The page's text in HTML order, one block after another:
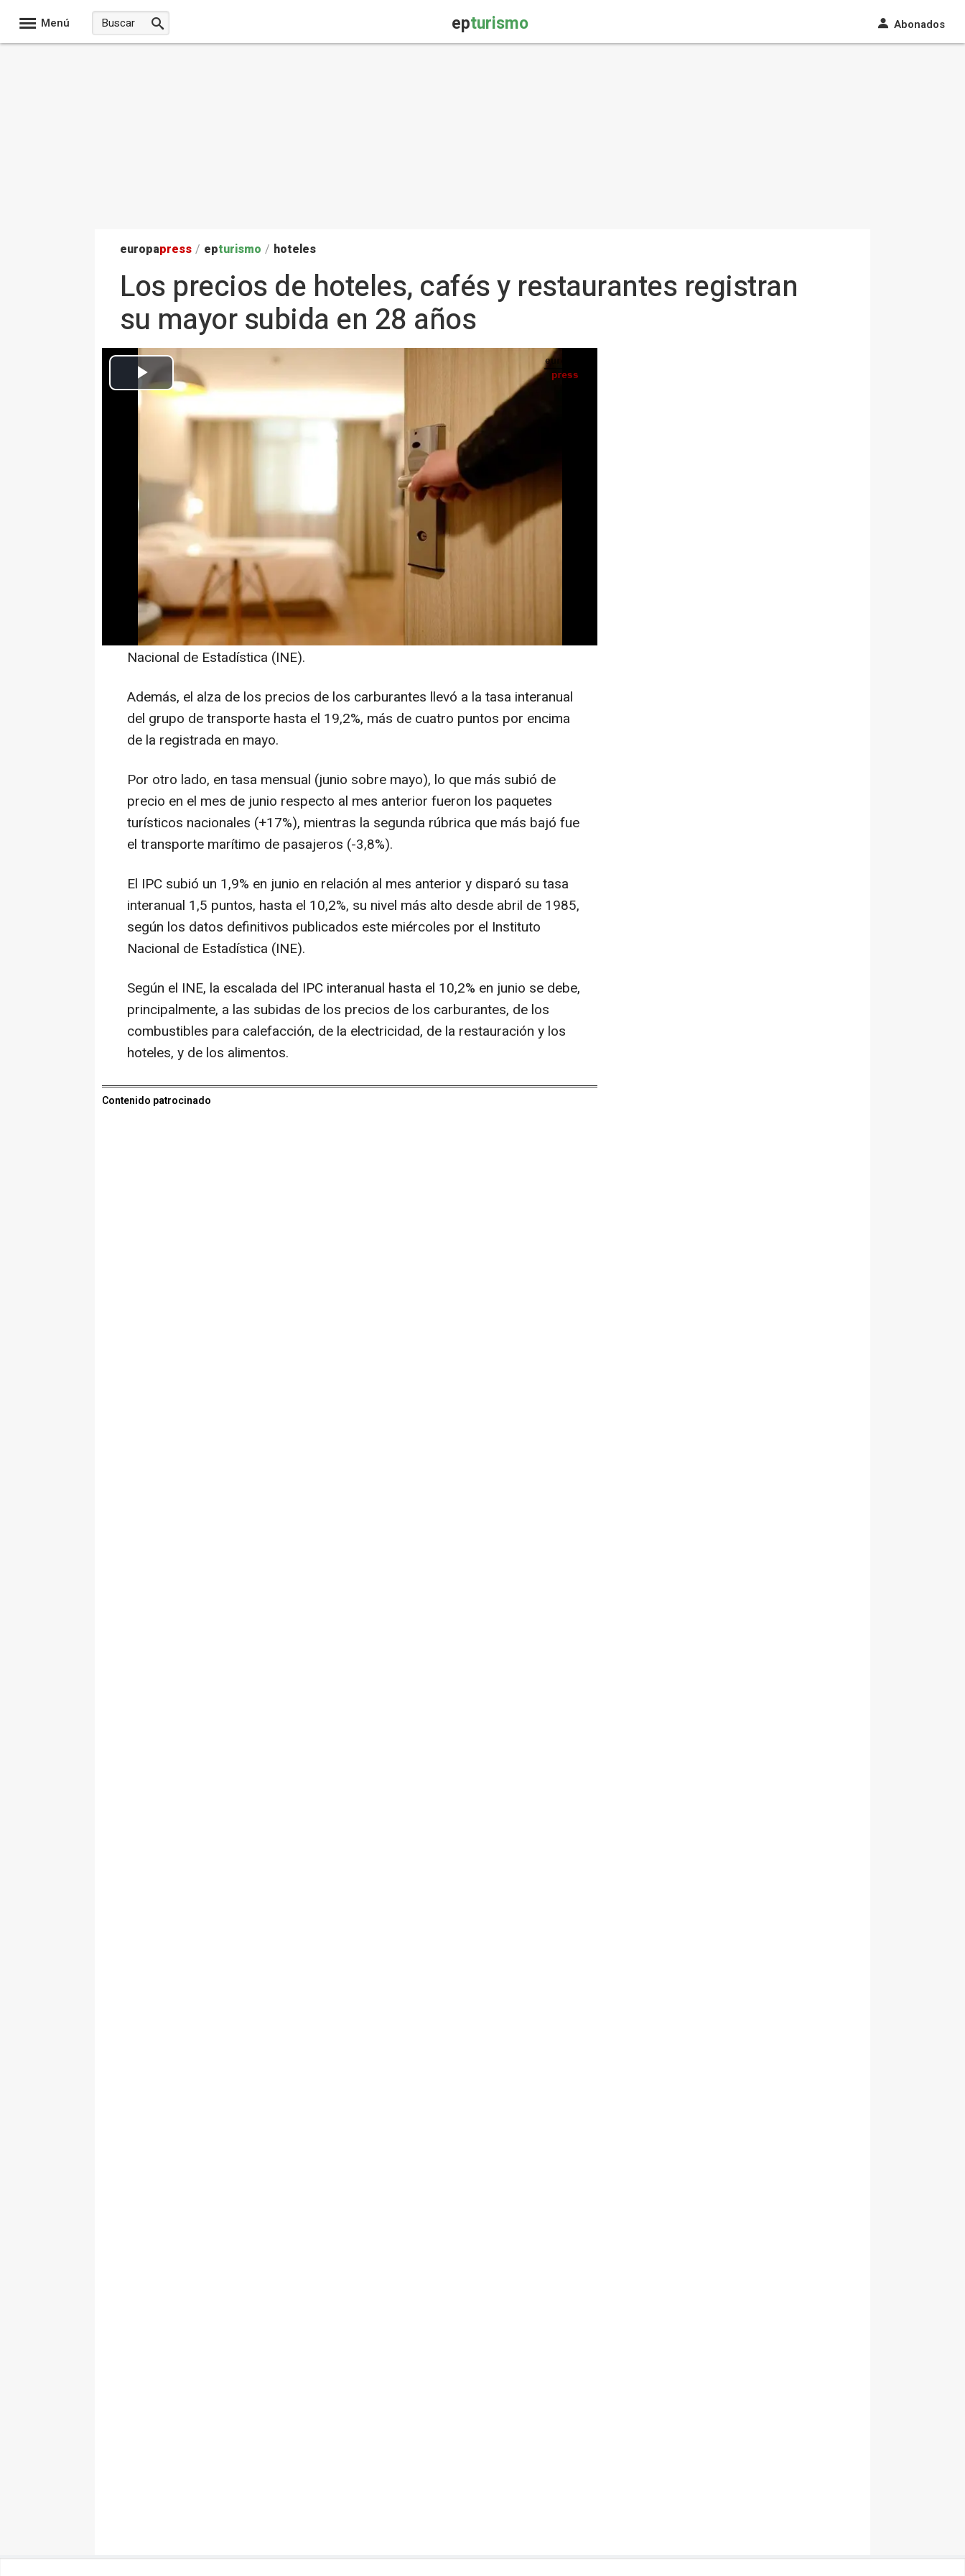
Menú epturismo Abonados
europapress / epturismo / hoteles
Los precios de hoteles, cafés y restaurantes registran
su mayor subida en 28 años
Archivo - Habitación de hotel. - PROXI-PCI - Archivo
Europa Press Turismo
Publicado: miércoles, 13 julio 2022 11:02 Abrir opciones para compartir
IA
Los precios del grupo hoteles, café y restaurantes crecieron un 7,2% en
junio en comparación con el mismo mes del año anterior, nueve décimas
más que mayo, lo que supone la tasa más alta de este grupo en 28 años,
desde enero de 1994.
La subida de los precios en la restauración y de los servicios de
alojamiento ha provocado este crecimiento del grupo de hoteles, café y
restaurantes, según los datos publicados este viernes por el Instituto
Nacional de Estadística (INE).
Además, el alza de los precios de los carburantes llevó a la tasa interanual
del grupo de transporte hasta el 19,2%, más de cuatro puntos por encima
de la registrada en mayo.
Por otro lado, en tasa mensual (junio sobre mayo), lo que más subió de
precio en el mes de junio respecto al mes anterior fueron los paquetes
turísticos nacionales (+17%), mientras la segunda rúbrica que más bajó fue
el transporte marítimo de pasajeros (-3,8%).
El IPC subió un 1,9% en junio en relación al mes anterior y disparó su tasa
interanual 1,5 puntos, hasta el 10,2%, su nivel más alto desde abril de 1985,
según los datos definitivos publicados este miércoles por el Instituto
Nacional de Estadística (INE).
Según el INE, la escalada del IPC interanual hasta el 10,2% en junio se debe,
principalmente, a las subidas de los precios de los carburantes, de los
combustibles para calefacción, de la electricidad, de la restauración y los
hoteles, y de los alimentos.
Contenido patrocinado